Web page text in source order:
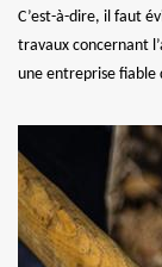
C’est-à-dire, il faut
travaux concernant
une entreprise fiable